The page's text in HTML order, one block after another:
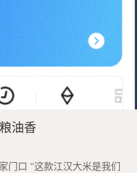
油香
门口 “这款江汉大米是我们